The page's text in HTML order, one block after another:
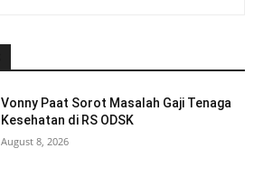
Vonny Paat Sorot Masalah Gaji Tenaga
Kesehatan di RS ODSK
August 8, 2026